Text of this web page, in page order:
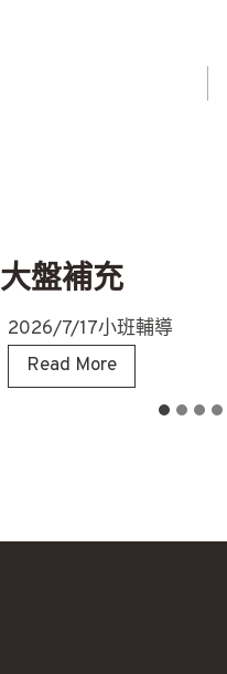
大盤補充
2026/7/17小班輔導
Read More大
盤